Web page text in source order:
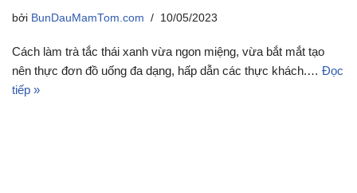
bởi BunDauMamTom.com 10/05/2023
Cách làm trà tắc thái xanh vừa ngon miệng, vừa bắt mắt tạo
nên thực đơn đồ uống đa dạng, hấp dẫn các thực khách.… Đọc
tiếp »